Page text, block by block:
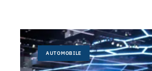
AUTOMOBILE